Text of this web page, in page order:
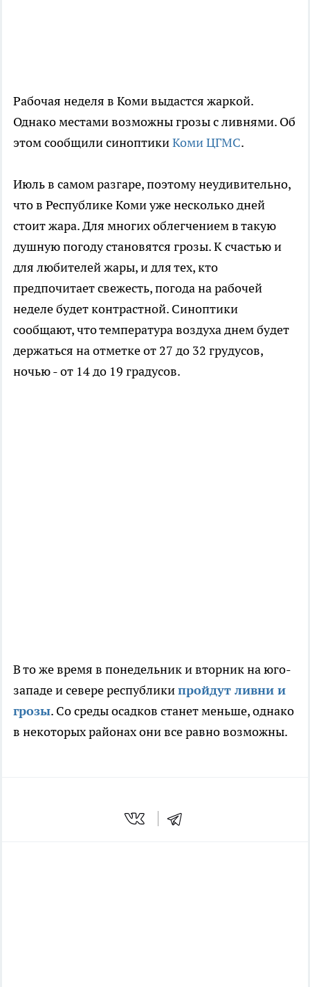
Рабочая неделя в Коми выдастся жаркой.
Однако местами возможны грозы с ливнями. Об
этом сообщили синоптикиКоми ЦГМС.
Июль в самом разгаре, поэтому неудивительно,
что в Республике Коми уже несколько дней
стоит жара. Для многих облегчением в такую
душную погоду становятся грозы. К счастью и
для любителей жары, и для тех, кто
предпочитает свежесть, погода на рабочей
неделе будет контрастной. Синоптики
сообщают, что температура воздуха днем будет
держаться на отметке от 27 до 32 грудусов,
ночью - от 14 до 19 градусов.
В то же время в понедельник и вторник на юго-
западе и севере республикипройдут ливни и
грозы. Со среды осадков станет меньше, однако
в некоторых районах они все равно возможны.